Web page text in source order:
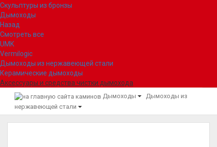
Скульптуры из бронзы
Дымоходы
Назад
Смотреть все
UMK
Vermilogic
Дымоходы из нержавеющей стали
Керамические дымоходы
Аксессуары и средства чистки дымохода
Дымоходы
Дымоходы из
нержавеющей стали